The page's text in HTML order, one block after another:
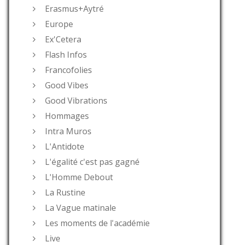
Erasmus+Aytré
Europe
Ex'Cetera
Flash Infos
Francofolies
Good Vibes
Good Vibrations
Hommages
Intra Muros
L'Antidote
L'égalité c'est pas gagné
L'Homme Debout
La Rustine
La Vague matinale
Les moments de l'académie
Live